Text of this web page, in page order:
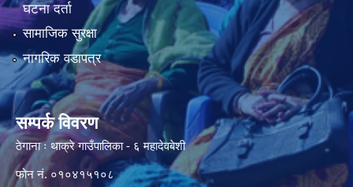
घटना दर्ता
सामाजिक सुरक्षा
नागरिक वडापत्र
सम्पर्क विवरण
ठेगाना ः थाक्रे गाउँपालिका - ६ महादेवबेशी
फोन नं. ०१०४१५१०८